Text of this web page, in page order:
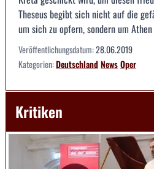
Theseus begibt sich nicht auf die
um sich zu opfern, sondern um
Veröffentlichungsdatum:28.06.2019
Kategorien:DeutschlandNewsOper
Kritiken